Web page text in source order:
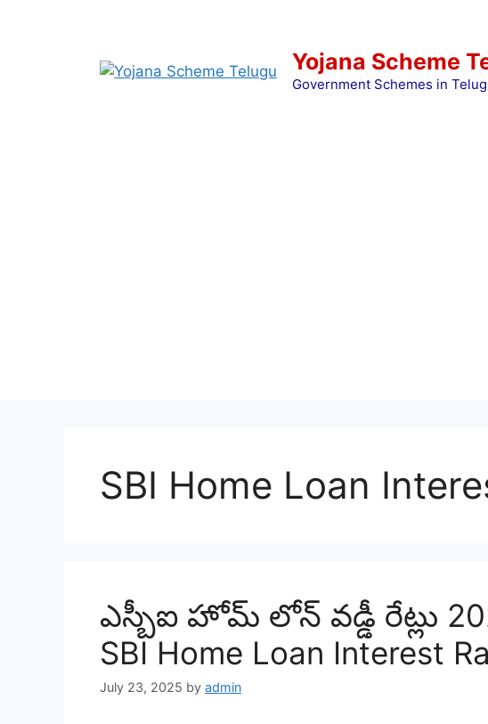
Yojana Scheme
Government Schemes in
SBI Home Loan
ఎస్బీఐ హోమ్ లోన్ వడ్డీ రేట్లు
SBI Home Loan Interest
July 23, 2025 by admin